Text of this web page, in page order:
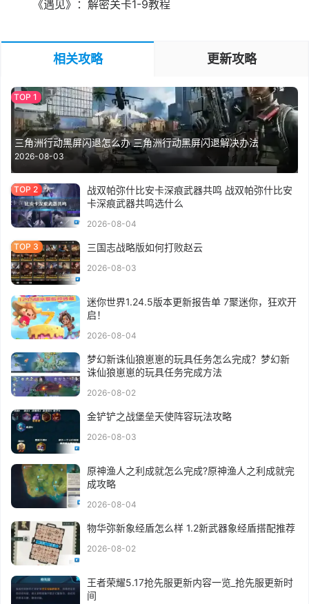
《遇见》：解密关卡1-9教程
相关攻略 更新攻略
三角洲行动黑屏闪退怎么办 三角洲行动黑屏闪退解决办法
2026-08-03
战双帕弥什比安卡深痕武器共鸣 战双帕弥什比安
卡深痕武器共鸣选什么
2026-08-04
三国志战略版如何打败赵云
2026-08-03
迷你世界1.24.5版本更新报告单 7聚迷你，狂欢开
启！
2026-08-04
梦幻新诛仙狼崽崽的玩具任务怎么完成？梦幻新
诛仙狼崽崽的玩具任务完成方法
2026-08-02
金铲铲之战堡垒天使阵容玩法攻略
2026-08-03
原神渔人之利成就怎么完成?原神渔人之利成就完
成攻略
2026-08-04
物华弥新象经盾怎么样 1.2新武器象经盾搭配推荐
2026-08-02
王者荣耀5.17抢先服更新内容一览_抢先服更新时
间